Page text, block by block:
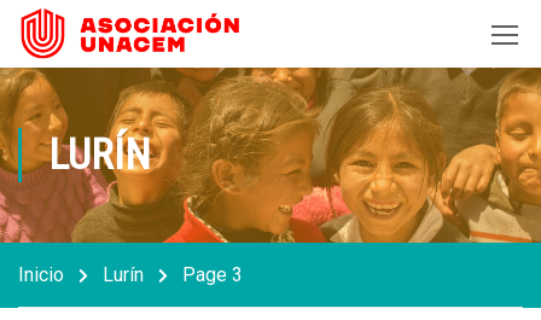
LURÍN
Inicio Lurín Page 3